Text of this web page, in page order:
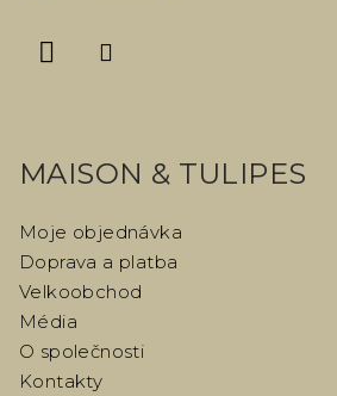
MAISON & TULIPES
Moje objednávka
Doprava a platba
Velkoobchod
Média
O společnosti
Kontakty